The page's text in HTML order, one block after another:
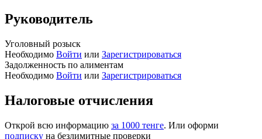
Руководитель
Уголовный розыск
Необходимо Войти или Зарегистрироваться
Задолженность по алиментам
Необходимо Войти или Зарегистрироваться
Налоговые отчисления
Открой всю информацию за 1000 тенге. Или оформи
подписку на безлимитные проверки